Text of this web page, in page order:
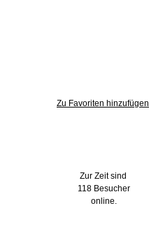
Zu Favoriten hinzufügen
Zur Zeit sind
118 Besucher
online.